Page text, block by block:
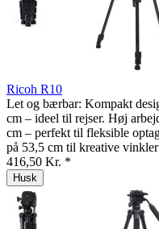
Ricoh R10
Let og bærbar: Kompakt
cm – ideel til rejser. Høj
cm – perfekt til fleksible
på 53,5 cm til kreative
416,50 Kr. *
Husk